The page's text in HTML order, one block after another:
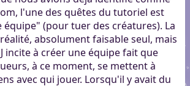
l'une des quêtes du tutoriel est
(pour tuer des créatures). La
absolument faisable seul, mais
incite à créer une équipe fait que
à ce moment, se mettent à
avec qui jouer. Lorsqu'il y avait du